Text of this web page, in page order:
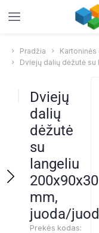
Pradžia Kartoninės
Dviejų dalių dėžutė
Dviejų
dalių
dėžutė
su
langeliu
200x90x30
mm,
juoda/
Prekės kodas: